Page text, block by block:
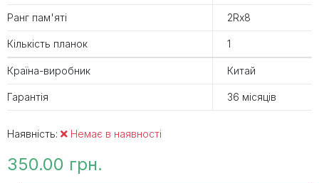
Ранг пам'яті 2Rx8
Кількість планок 1
Країна-виробник Китай
Гарантія 36 місяців
Наявність: Немає в наявності
350.00 грн.